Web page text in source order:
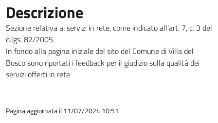
Descrizione
Sezione relativa ai servizi in rete, come indicato all'art. 7, c. 3 del
d.lgs. 82/2005.
In fondo alla pagina iniziale del sito del Comune di Villa del
Bosco sono riportati i feedback per il giudizio sulla qualità dei
servizi offerti in rete
Pagina aggiornata il 11/07/2024 10:51